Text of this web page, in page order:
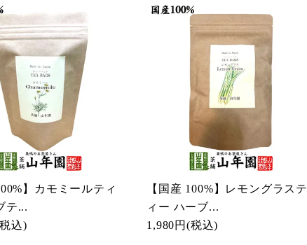
】カモミールティ
テ...
込)
【国産 100%】レモングラステ
ィー ハーブ...
1,980円(税込)